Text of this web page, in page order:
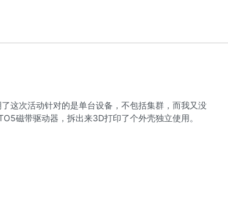
这次活动针对的是单台设备，不包括集群，而我又没
磁带驱动器，拆出来3D打印了个外壳独立使用。